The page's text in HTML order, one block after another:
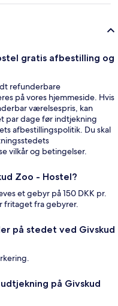
gratis afbestilling og
refunderbare
på vores hjemmeside. Hvis
værelsespris, kan
par dage før indtjekning
afbestillingspolitik. Du skal
vilkår og betingelser.
Zoo - Hostel?
et gebyr på 150 DKK pr.
fritaget fra gebyrer.
på stedet ved Givskud
på Givskud